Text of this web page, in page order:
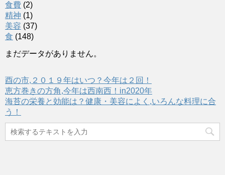
食費 (2)
精神 (1)
美容 (37)
食 (148)
まだデータがありません。
酉の市,２０１９年はいつ？今年は２回！
恵方巻きの方角,今年は西南西！in2020年
海苔の栄養と効能は？健康・美容によく,いろんな料理に合
う！